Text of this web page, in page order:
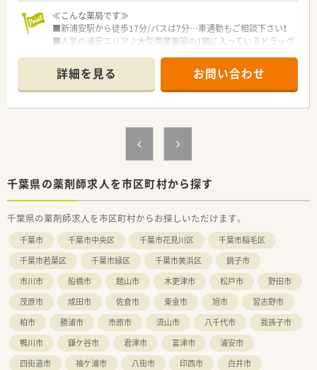
≪こんな薬局です≫
■新浦安駅から徒歩17分/バスは7分…車通勤もご相談下さい！
■人気の浦安エリア♪大型商業施設の1階に入っているドラッグ
■家族連れも多くにぎやかな店舗です！
■2018年に開局…店内は明るく広々として設備も整っており働
きやすい環境です。
■お買い物帰り、途中のお客様が多くご来店されます！面対応で
処方箋枚数は平日は100〜160枚、 土日曜日は70〜100枚程にな
ご相談に乗れます。やりがいのある環境です。
≪日本でいち早く欧米型ドラッグストアを展開≫
・トモズが目指すドラッグストアの姿は、地域の健康を支える
「医療機関」です。
・ヘルスケア商品を豊富にラインナップし、「セルフメディケーシ
ョン」を推進しています。
・トモズの医療ヘルスケア商品（調剤＋OTC等）の売上割合は約
50％で業界トップクラス！
・調剤を核に、OTC・サプリメントなど、各分野で的確にアドバイ
スできる総合力が強みです。
・セルフメディケーションを推進することにより、医療費削減を
通じて社会にも貢献しています。
詳細を見る お問い合わせ
千葉県の薬剤師求人を市区町村から探す
千葉県の薬剤師求人を市区町村からお探しいただけます。
千葉市 千葉市中央区 千葉市花見川区
千葉市稲毛区
千葉市若葉区
千葉市緑区 千葉市美浜区
銚子市
市川市
船橋市 館山市 木更津市 松戸市
野田市
茂原市
成田市 佐倉市 東金市 旭市
習志野市
柏市
勝浦市 市原市 流山市 八千代市
我孫子市
鴨川市
鎌ケ谷市 君津市 富津市
浦安市
四街道市
袖ケ浦市 八街市 印西市
白井市